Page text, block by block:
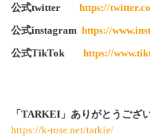
公式twitter https://
公式instagram https://
公式TikTok https://
「TARKEI」ありがとうござ
https://k-rose.net/tarkie/